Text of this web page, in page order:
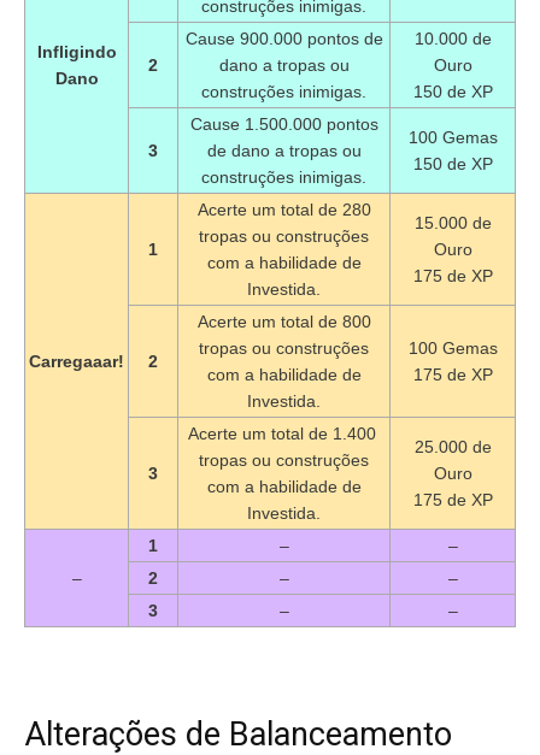
Infligindo
Dano
construções inimigas.
2
Cause 900.000 pontos de
dano a tropas ou
construções inimigas.
10.000 de
Ouro
150 de XP
3
Cause 1.500.000 pontos
de dano a tropas ou
construções inimigas.
100 Gemas
150 de XP
Carregaaar!
1
Acerte um total de 280
tropas ou construções
com a habilidade de
Investida.
15.000 de
Ouro
175 de XP
2
Acerte um total de 800
tropas ou construções
com a habilidade de
Investida.
100 Gemas
175 de XP
3
Acerte um total de 1.400
tropas ou construções
com a habilidade de
Investida.
25.000 de
Ouro
175 de XP
–
1 –
–
2
–
–
3
– –
Alterações de Balanceamento